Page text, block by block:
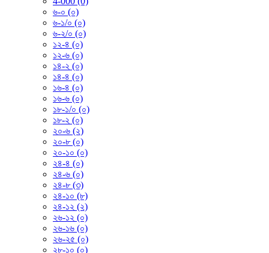
৬-০ (০)
৬-১/০ (০)
৬-২/০ (০)
১২-৪ (০)
১২-৬ (০)
১৪-২ (০)
১৪-৪ (০)
১৬-৪ (০)
১৬-৬ (০)
১৮-১/০ (০)
১৮-২ (০)
২০-৬ (২)
২০-৮ (০)
২০-১০ (০)
২৪-৪ (০)
২৪-৬ (০)
২৪-৮ (৩)
২৪-১০ (৮)
২৪-১২ (২)
২৬-১২ (০)
২৬-১৬ (০)
২৬-২৫ (০)
২৮-১০ (০)